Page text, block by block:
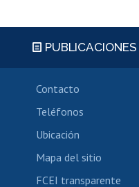
PUBLICACIONES
Contacto
Teléfonos
Ubicación
Mapa del sitio
FCEI transparente